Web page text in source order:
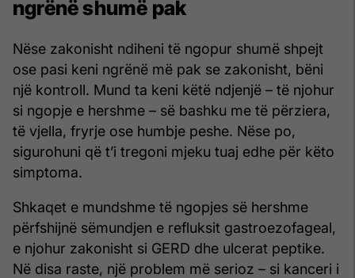
ngrënë shumë pak
Nëse zakonisht ndiheni të ngopur shumë shpejt
ose pasi keni ngrënë më pak se zakonisht, bëni
një kontroll. Mund ta keni këtë ndjenjë – të njohur
si ngopje e hershme – së bashku me të përziera,
të vjella, fryrje ose humbje peshe. Nëse po,
sigurohuni që t’i tregoni mjeku tuaj edhe për këto
simptoma.
Shkaqet e mundshme të ngopjes së hershme
përfshijnë sëmundjen e refluksit gastroezofageal,
e njohur zakonisht si GERD dhe ulcerat peptike.
Në disa raste, një problem më serioz – si kanceri i